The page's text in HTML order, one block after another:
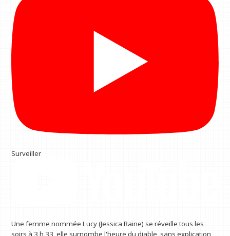
Surveiller
Une femme nommée Lucy (Jessica Raine) se réveille tous les
soirs à 3 h 33, elle surnombe l'heure du diable, sans explication